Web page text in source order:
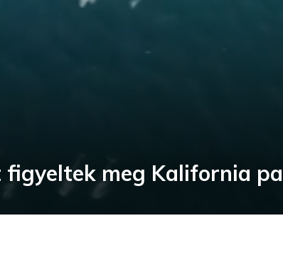
meg Kalifornia